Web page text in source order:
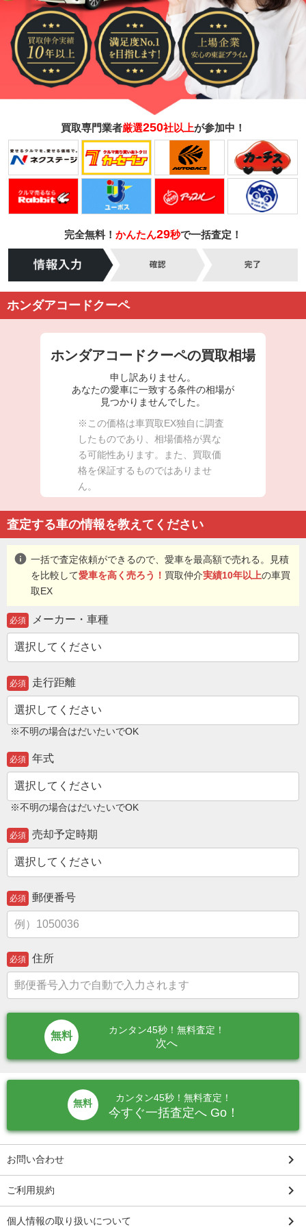
買取専門業者厳選250社以上が参加中！
完全無料！ かんたん29秒で一括査定！
ホンダアコードクーペ
ホンダアコードクーペの買取相場
申し訳ありません。
あなたの愛車に一致する条件の相場が
見つかりませんでした。
※この価格は車買取EX独自に調査
したものであり、相場価格が異な
る可能性あります。また、買取価
格を保証するものではありませ
ん。
査定する車の情報を教えてください
info 一括で査定依頼ができるので、愛車を最高額で売れる。見積
を比較して愛車を高く売ろう！ 買取仲介実績10年以上の車買
取EX
必須 メーカー・車種
必須 走行距離
※不明の場合はだいたいでOK
必須 年式
※不明の場合はだいたいでOK
必須 売却予定時期
必須 郵便番号
必須 住所
カンタン45秒！無料査定！
次へ
無料
カンタン45秒！無料査定！
今すぐ一括査定へ Go！
お問い合わせ keyboard_arrow_right
ご利用規約 keyboard_arrow_right
個人情報の取り扱いについて keyboard_arrow_right